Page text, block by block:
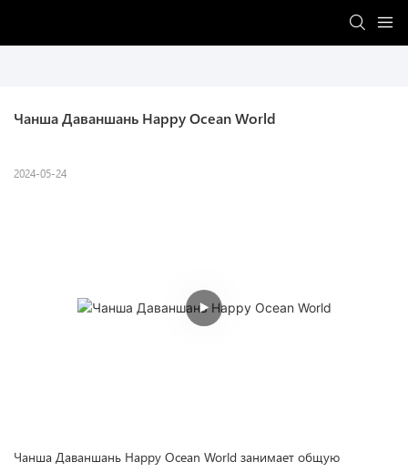
Чанша Даваншань Happy Ocean World
2024-05-24
Чанша Даваншань Happy Ocean World занимает общую